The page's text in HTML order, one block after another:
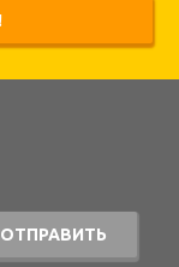
ОТПРАВИТЬ